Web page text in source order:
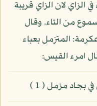
الزاي لان الزاي قريبة
من التاء. وقال
المتزمل بعباء
امرء القيس:
بجاد مزمل ( 1 )